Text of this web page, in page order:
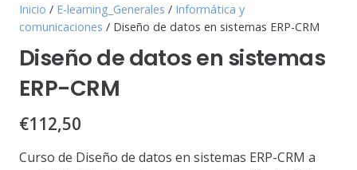
Inicio / E-learning_Generales / Informática y
comunicaciones / Diseño de datos en sistemas ERP-CRM
Diseño de datos en sistemas
ERP-CRM
€112,50
Curso de Diseño de datos en sistemas ERP-CRM a